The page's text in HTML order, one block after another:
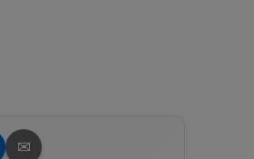
✉